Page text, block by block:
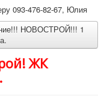
093-476-82-67, Юлия
НОВОСТРОЙ!!! 1
ЖК